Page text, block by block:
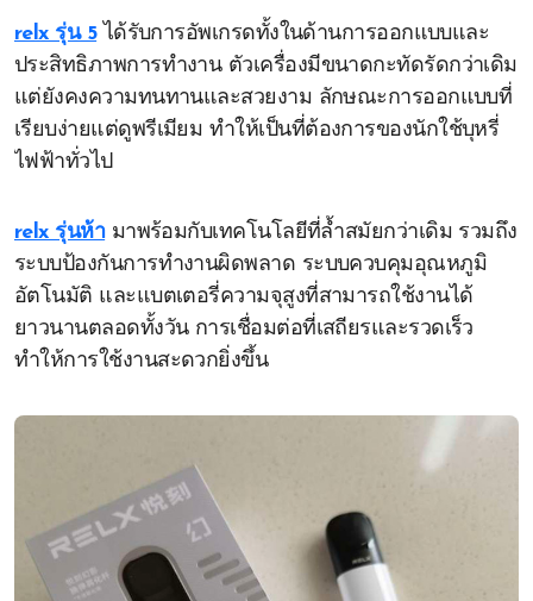
relx รุ่น 5ได้รับการอัพเกรดทั้งในด้านการออกแบบและ
ประสิทธิภาพการทำงาน ตัวเครื่องมีขนาดกะทัดรัดกว่าเดิม
แต่ยังคงความทนทานและสวยงาม ลักษณะการออกแบบที่
เรียบง่ายแต่ดูพรีเมียม ทำให้เป็นที่ต้องการของนักใช้บุหรี่
ไฟฟ้าทั่วไป
relx รุ่นห้ามาพร้อมกับเทคโนโลยีที่ล้ำสมัยกว่าเดิม รวมถึง
ระบบป้องกันการทำงานผิดพลาด ระบบควบคุมอุณหภูมิ
อัตโนมัติ และแบตเตอรี่ความจุสูงที่สามารถใช้งานได้
ยาวนานตลอดทั้งวัน การเชื่อมต่อที่เสถียรและรวดเร็ว
ทำให้การใช้งานสะดวกยิ่งขึ้น